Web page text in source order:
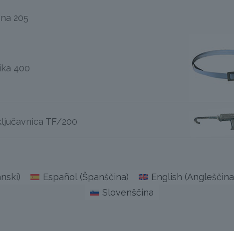
205
400
TF/200
) Español (Španščina) English (Angleščina
Slovenščina